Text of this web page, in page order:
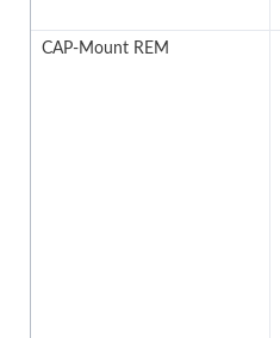
CAP-Mount REM